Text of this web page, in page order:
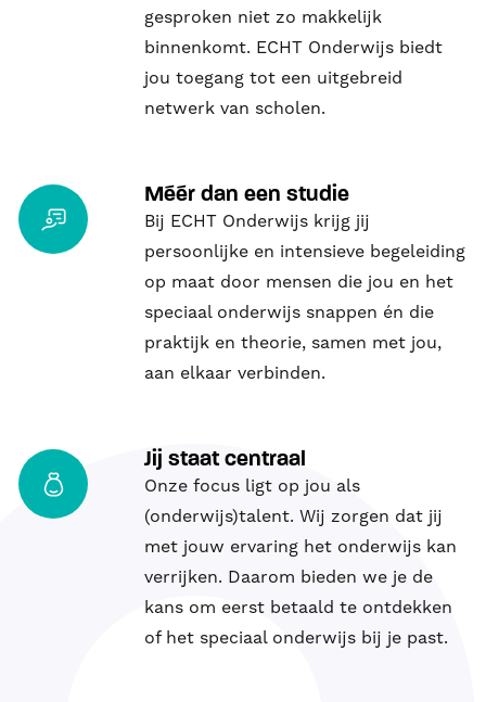
gesproken niet zo makkelijk
binnenkomt. ECHT Onderwijs biedt
jou toegang tot een uitgebreid
netwerk van scholen.
Méér dan een studie
Bij ECHT Onderwijs krijg jij
persoonlijke en intensieve begeleiding
op maat door mensen die jou en het
speciaal onderwijs snappen én die
praktijk en theorie, samen met jou,
aan elkaar verbinden.
Jij staat centraal
Onze focus ligt op jou als
(onderwijs)talent. Wij zorgen dat jij
met jouw ervaring het onderwijs kan
verrijken. Daarom bieden we je de
kans om eerst betaald te ontdekken
of het speciaal onderwijs bij je past.